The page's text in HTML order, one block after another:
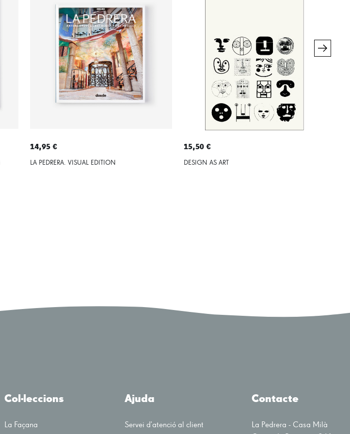
14,95 €
LA PEDRERA. VISUAL EDITION
15,50 €
DESIGN AS ART
Col·leccions
La Façana
Ajuda
Servei d'atenció al client
Contacte
La Pedrera - Casa Milà